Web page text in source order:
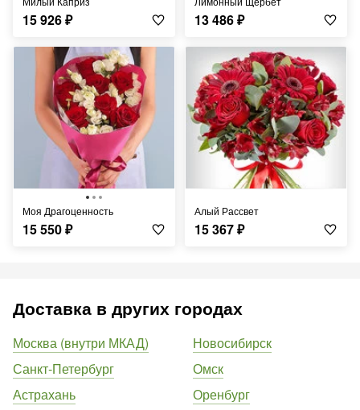
15 926₽ 13 486₽
Моя Драгоценность
15 550₽
Алый Рассвет
15 367₽
Доставка в других городах
Москва (внутри МКАД)
Санкт-Петербург
Астрахань
Новосибирск
Омск
Оренбург